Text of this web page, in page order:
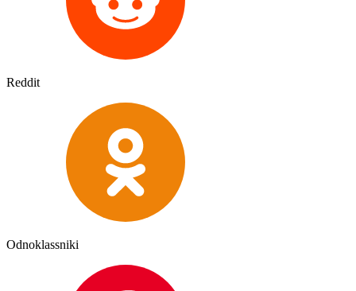
Reddit
Odnoklassniki